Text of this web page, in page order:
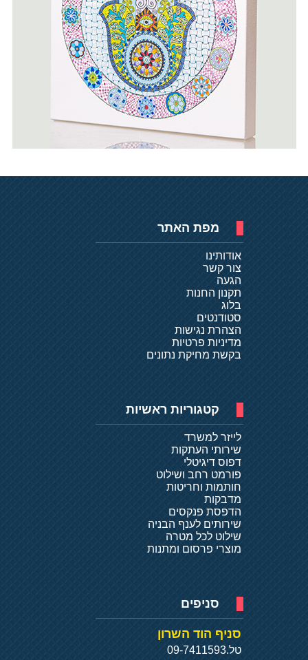
מפת האתר
אודותינו
צור קשר
הגעה
תקנון החנות
בלוג
סטודנטים
הצהרת נגישות
מדיניות פרטיות
בקשת מחיקת נתונים
קטגוריות ראשיות
לייזר למשרד
שירותי העתקות
דפוס דיגיטלי
פורמט רחב ושילוט
חותמות וחריטות
מדבקות
הדפסת פנקסים
שירותים לענף הבניה
שילוט לכל מטרה
מוצרי פרסום ומתנות
סניפים
סניף הוד השרון
טל.09-7411593